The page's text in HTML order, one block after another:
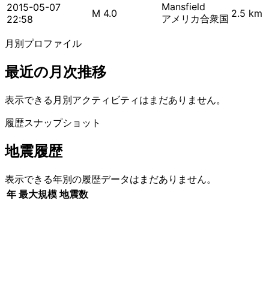
2015-05-07
22:58
M 4.0
Mansfield
アメリカ合衆国 2.5 km
月別プロファイル
最近の月次推移
表示できる月別アクティビティはまだありません。
履歴スナップショット
地震履歴
表示できる年別の履歴データはまだありません。
年 最大規模 地震数